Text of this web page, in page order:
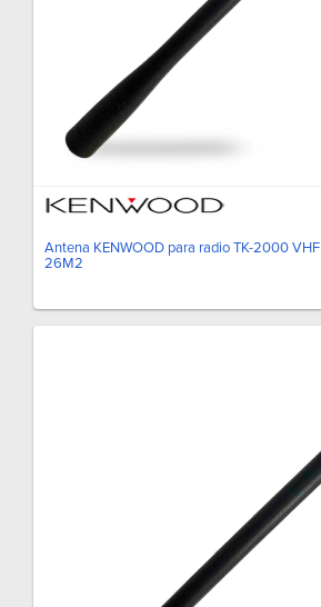
Antena KENWOOD para radio TK-2000 VHF tipo Helicoidal KRA-
26M2